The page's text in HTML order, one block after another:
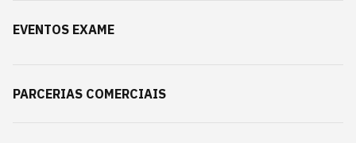
EVENTOS EXAME
PARCERIAS COMERCIAIS